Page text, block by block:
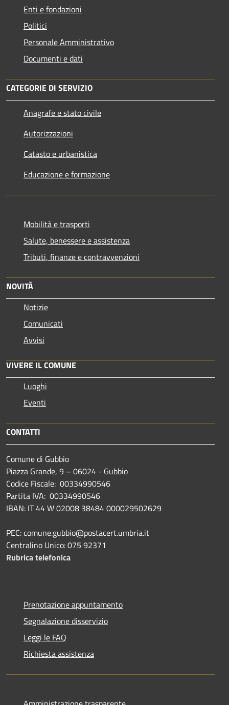
Enti e fondazioni
Politici
Personale Amministrativo
Documenti e dati
CATEGORIE DI SERVIZIO
Anagrafe e stato civile
Autorizzazioni
Catasto e urbanistica
Educazione e formazione
Mobilità e trasporti
Salute, benessere e assistenza
Tributi, finanze e contravvenzioni
NOVITÀ
Notizie
Comunicati
Avvisi
VIVERE IL COMUNE
Luoghi
Eventi
CONTATTI
Comune di Gubbio
Piazza Grande, 9 – 06024 - Gubbio
Codice Fiscale: 00334990546
Partita IVA: 00334990546
IBAN: IT 44 W 02008 38484 000029502629
PEC: comune.gubbio@postacert.umbria.it
Centralino Unico: 075 92371
Rubrica telefonica
Prenotazione appuntamento
Segnalazione disservizio
Leggi le FAQ
Richiesta assistenza